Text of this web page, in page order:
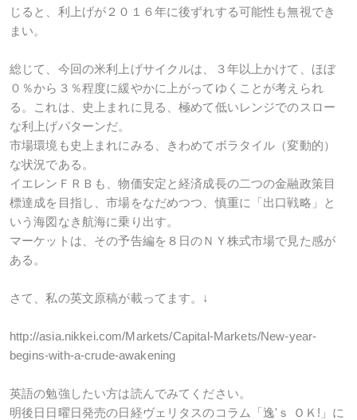
じると、利上げが２０１６年に後ずれする可能性も無視でき
まい。
総じて、今回の米利上げサイクルは、３年以上かけて、ほぼ
０％から３％程度に緩やかに上がってゆくことが考えられ
る。これは、史上まれに見る、極めて低いレンジでのスロー
な利上げパターンだ。
市場環境も史上まれにみる、きわめてボラタイル（変動的）
な状況である。
イエレンＦＲＢも、物価安定と経済成長の二つの金融政策目
標達成を目指し、市場をなだめつつ、慎重に「出口戦略」と
いう海図なき航海に乗り出す。
マーケットは、その予告編を８日のＮＹ株式市場で見た感が
ある。
さて、私の英文原稿が載ってます。↓
http://asia.nikkei.com/Markets/Capital-Markets/New-year-
begins-with-a-crude-awakening
英語の勉強したい方は読んでみてください。
明後日日曜日発売の日経ヴェリタスのコラム「逸'ｓ ＯＫ!」に